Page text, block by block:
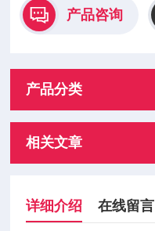
产品咨询
产品分类
相关文章
详细介绍 在线留言